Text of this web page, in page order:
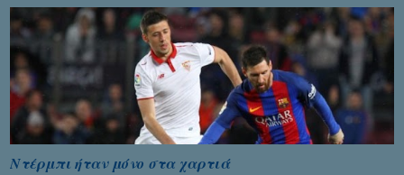
Ντέρμπι ήταν μόνο στα χαρτιά